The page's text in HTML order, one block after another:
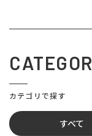
カテゴリで探す
すべて